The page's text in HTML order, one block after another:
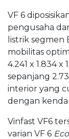
VF 6
pengusaha
listrik
mobilitas
4.241 x 1.834
sepanjang
interior yang
dengan
Vinfast VF6
varian VF 6 Eco